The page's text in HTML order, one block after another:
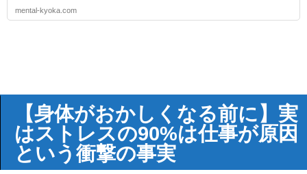
mental-kyoka.com
【身体がおかしくなる前に】実
はストレスの90%は仕事が原因
という衝撃の事実